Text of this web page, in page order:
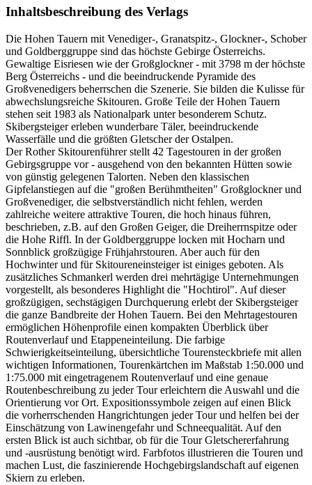
Inhaltsbeschreibung des Verlags
Die Hohen Tauern mit Venediger-, Granatspitz-, Glockner-, Schober
und Goldberggruppe sind das höchste Gebirge Österreichs.
Gewaltige Eisriesen wie der Großglockner - mit 3798 m der höchste
Berg Österreichs - und die beeindruckende Pyramide des
Großvenedigers beherrschen die Szenerie. Sie bilden die Kulisse für
abwechslungsreiche Skitouren. Große Teile der Hohen Tauern
stehen seit 1983 als Nationalpark unter besonderem Schutz.
Skibergsteiger erleben wunderbare Täler, beeindruckende
Wasserfälle und die größten Gletscher der Ostalpen.
Der Rother Skitourenführer stellt 42 Tagestouren in der großen
Gebirgsgruppe vor - ausgehend von den bekannten Hütten sowie
von günstig gelegenen Talorten. Neben den klassischen
Gipfelanstiegen auf die "großen Berühmtheiten" Großglockner und
Großvenediger, die selbstverständlich nicht fehlen, werden
zahlreiche weitere attraktive Touren, die hoch hinaus führen,
beschrieben, z.B. auf den Großen Geiger, die Dreiherrnspitze oder
die Hohe Riffl. In der Goldberggruppe locken mit Hocharn und
Sonnblick großzügige Frühjahrstouren. Aber auch für den
Hochwinter und für Skitoureneinsteiger ist einiges geboten. Als
zusätzliches Schmankerl werden drei mehrtägige Unternehmungen
vorgestellt, als besonderes Highlight die "Hochtirol". Auf dieser
großzügigen, sechstägigen Durchquerung erlebt der Skibergsteiger
die ganze Bandbreite der Hohen Tauern. Bei den Mehrtagestouren
ermöglichen Höhenprofile einen kompakten Überblick über
Routenverlauf und Etappeneinteilung. Die farbige
Schwierigkeitseinteilung, übersichtliche Tourensteckbriefe mit allen
wichtigen Informationen, Tourenkärtchen im Maßstab 1:50.000 und
1:75.000 mit eingetragenem Routenverlauf und eine genaue
Routenbeschreibung zu jeder Tour erleichtern die Auswahl und die
Orientierung vor Ort. Expositionssymbole zeigen auf einen Blick
die vorherrschenden Hangrichtungen jeder Tour und helfen bei der
Einschätzung von Lawinengefahr und Schneequalität. Auf den
ersten Blick ist auch sichtbar, ob für die Tour Gletschererfahrung
und -ausrüstung benötigt wird. Farbfotos illustrieren die Touren und
machen Lust, die faszinierende Hochgebirgslandschaft auf eigenen
Skiern zu erleben.